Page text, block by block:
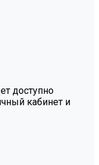
доступно
кабинет и